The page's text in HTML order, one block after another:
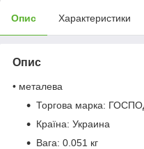
Опис Характеристики
Опис
• металева
Торгова марка:
Країна: Украина
Вага: 0.051 кг